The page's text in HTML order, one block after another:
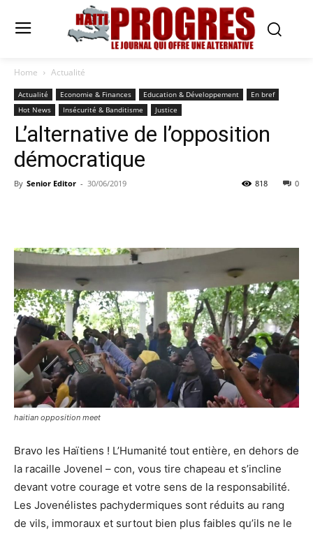
Home Actualité
Actualité Economie & Finances Education & Développement
En bref
Hot News
Insécurité & Banditisme Justice
L’alternative de l’opposition
démocratique
By Senior Editor - 30/06/2019 0
818
haitian opposition meet
Bravo les Haïtiens ! L’Humanité tout entière, en dehors de
la racaille Jovenel – con, vous tire chapeau et s’incline
devant votre courage et votre sens de la responsabilité.
Les Jovenélistes pachydermiques sont réduits au rang
de vils, immoraux et surtout bien plus faibles qu’ils ne le